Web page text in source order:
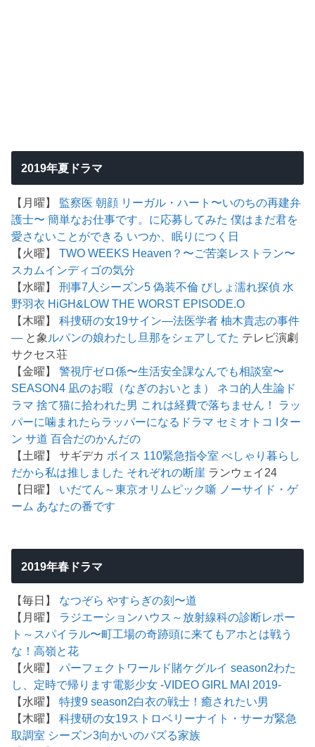
2019年夏ドラマ
【月曜】 監察医 朝顔 リーガル・ハート〜いのちの再建弁
護士〜 簡単なお仕事です。に応募してみた 僕はまだ君を
愛さないことができる いつか、眠りにつく日
【火曜】TWO WEEKS Heaven？〜ご苦楽レストラン〜
スカムインディゴの気分
【水曜】刑事7人シーズン5 偽装不倫 びしょ濡れ探偵 水
野羽衣 HiGH&LOW THE WORST EPISODE.O
【木曜】科捜研の女19サイン―法医学者 柚木貴志の事件
― と象 ルパンの娘わたし旦那をシェアしてた テレビ演劇
サクセス荘
【金曜】警視庁ゼロ係〜生活安全課なんでも相談室〜
SEASON4 凪のお暇（なぎのおいとま）
ネコ的人生論ド
ラマ 捨て猫に拾われた男 これは経費で落ちません！
ラッ
パーに噛まれたらラッパーになるドラマ セミオトコ Iター
ン サ道 百合だのかんだの
【土曜】 サギデカ ボイス 110緊急指令室 べしゃり暮らし
だから私は推しました それぞれの断崖 ランウェイ24
【日曜】 いだてん～東京オリムピック噺 ノーサイド・ゲ
ーム あなたの番です
2019年春ドラマ
【毎日】 なつぞら やすらぎの刻〜道
【月曜】 ラジエーションハウス～放射線科の診断レポー
ト～ スパイラル〜町工場の奇跡頭に来てもアホとは戦う
な！高嶺と花
【火曜】パーフェクトワールド賭ケグルイ season2わた
し、定時で帰ります電影少女 -VIDEO GIRL MAI 2019-
【水曜】特捜9 season2白衣の戦士！癒されたい男
【木曜】科捜研の女19ストロベリーナイト・サーガ緊急
取調室 シーズン3向かいのバズる家族